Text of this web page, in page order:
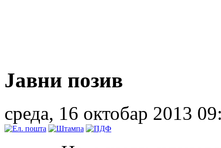
Јавни позив
среда, 16 октобар 2013